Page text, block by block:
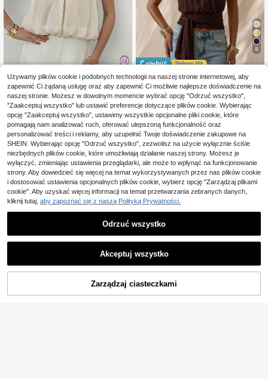
38
Aloruh
Magazyn UE Aloruh Damski top w je
dnolitym kolorze z marszczeniami i
halterem, uniwersalny, do noszenia
na co dzień
28,08zł -48%
54,00złnajniższa cena
4-5 dni roboczych
8
Zaoszczędź 30,09zł
#StrójZDekoltem
Magazyn UE
SHEIN Glamour Eleganc
ka minimalistyczna luksusowa bluz
ka dla dojrzałych kobiet w stylu fra
ncuskim, seksowna, w kolorze mor
elowym, z tkanej tkaniny, z wysoki
m dekoltem halter, bez rękawów, z
odkrytymi ramionami, wydłużająca
linię szyi i eksponująca delikatne o
bojczyki, z wiązaniem w kokardkę
na dole, idealna na wakacje, dla hot
girl, na plażę i festiwal muzyczny
28 ,91zł
-51%
59,00złnajniższa cena
4-5 dni roboczych
DODAJ DO KOSZYKA
Używamy plików cookie i podobnych technologii na naszej stronie internetowej, aby
zapewnić Ci żądaną usługę oraz aby zapewnić Ci możliwie najlepsze doświadczenie na
naszej stronie. Możesz w dowolnym momencie wybrać opcję "Odrzuć wszystko",
"Zaakceptuj wszystko" lub ustawić preferencje dotyczące plików cookie. Wybierając
opcję "Zaakceptuj wszystko", ustawimy wszystkie opcjonalne pliki cookie, które
pomagają nam analizować ruch, oferować ulepszoną funkcjonalność oraz
personalizować treści i reklamy, aby uzupełnić Twoje doświadczenie zakupowe na
SHEIN. Wybierając opcję "Odrzuć wszystko", zezwolisz na użycie wyłącznie ściśle
niezbędnych plików cookie, które umożliwiają działanie naszej strony. Możesz je
wyłączyć, zmieniając ustawienia przeglądarki, ale może to wpłynąć na funkcjonowanie
strony. Aby dowiedzieć się więcej na temat wykorzystywanych przez nas plików cookie
i dostosować ustawienia opcjonalnych plików cookie, wybierz opcję "Zarządzaj plikami
cookie". Aby uzyskać więcej informacji na temat przetwarzania zebranych danych,
kliknij tutaj, aby zapoznać się z naszą Polityką Prywatności.
Odrzuć wszystko
Akceptuj wszystko
Zarządzaj ciasteczkami